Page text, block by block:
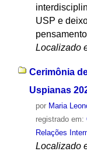
USP e
Localizado
Cerimônia
Uspianas
por Maria
registrado em:
Relações
Localizado